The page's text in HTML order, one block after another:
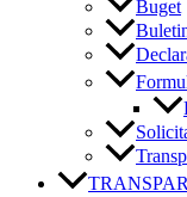
Buget